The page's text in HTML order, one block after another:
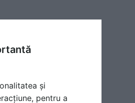
și
pentru a